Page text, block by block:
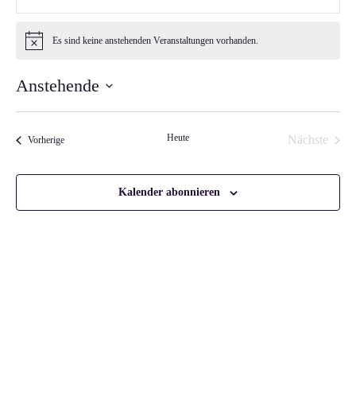
Es sind keine anstehenden Veranstaltungen vorhanden.
Anstehende
VorherigeVeranstaltungen Heute
Nächste
Kalender abonnieren